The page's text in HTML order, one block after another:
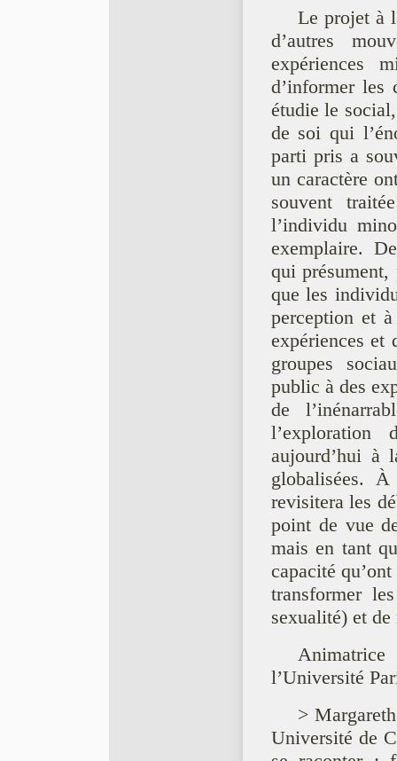
Le projet à
d’autres
expériences
d’informer les
étudie le
de soi qui
parti pris a
un caractère
souvent
l’individu
exemplaire.
qui présument,
que les
perception et
expériences et
groupes
public à des
de
l’exploration
aujourd’hui à
globalisées.
revisitera les
point de vue
mais en tant
capacité
transformer
sexualité) et de
l’Université
>
Université de